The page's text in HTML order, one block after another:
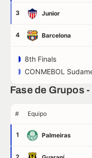
3 Junior
4 Barcelona
8th Finals
CONMEBOL
Fase de Grupos
# Equipo
1 Palmeiras